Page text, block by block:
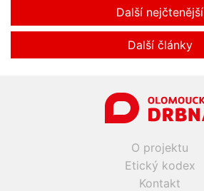
Další nejčtenější
Další články
O projektu
Etický kodex
Kontakt